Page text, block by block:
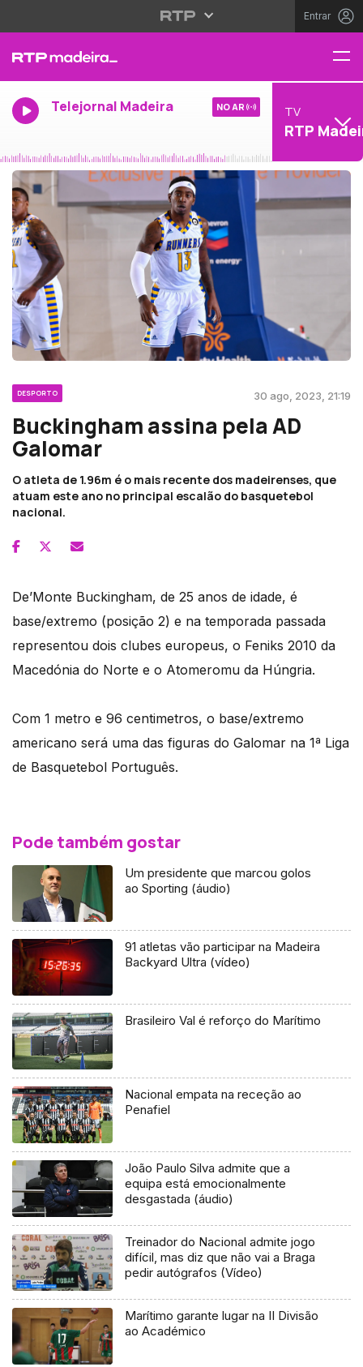
Entrar
Telejornal Madeira NO AR TV
RTP
DESPORTO 30 ago, 2023, 21:19
Buckingham assina pela AD
Galomar
O atleta de 1.96m é o mais recente dos madeirenses, que
atuam este ano no principal escalão do basquetebol
nacional.
De’Monte Buckingham, de 25 anos de idade, é
base/extremo (posição 2) e na temporada passada
representou dois clubes europeus, o Feniks 2010 da
Macedónia do Norte e o Atomeromu da Húngria.
Com 1 metro e 96 centimetros, o base/extremo
americano será uma das figuras do Galomar na 1ª Liga
de Basquetebol Português.
Pode também gostar
Um presidente que marcou golos
ao Sporting (áudio)
91 atletas vão participar na Madeira
Backyard Ultra (vídeo)
Brasileiro Val é reforço do Marítimo
Nacional empata na receção ao
Penafiel
João Paulo Silva admite que a
equipa está emocionalmente
desgastada (áudio)
Treinador do Nacional admite jogo
difícil, mas diz que não vai a Braga
pedir autógrafos (Vídeo)
Marítimo garante lugar na II Divisão
ao Académico